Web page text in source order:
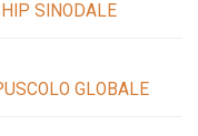
SINODALE
GLOBALE